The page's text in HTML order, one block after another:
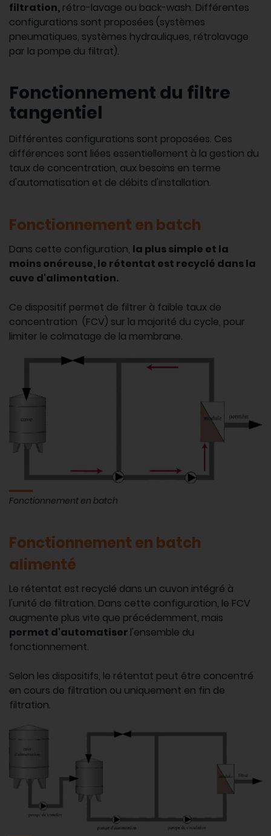
filtration, rétro-lavage ou back-wash. Différentes
configurations sont proposées (systèmes
pneumatiques, systèmes hydrauliques, rétrolavage
par la pompe du filtrat).
Fonctionnement du filtre
tangentiel
Différentes configurations sont proposées. Ces
différences sont liées essentiellement à la gestion du
taux de concentration, aux besoins en terme
d'automatisation et de débits d'installation.
Fonctionnement en batch
Dans cette configuration, la plus simple et la
moins onéreuse, le rétentat est recyclé dans la
cuve d'alimentation.
Ce dispositif permet de filtrer à faible taux de
concentration (FCV) sur la majorité du cycle, pour
limiter le colmatage de la membrane.
Fonctionnement en batch
Fonctionnement en batch
alimenté
Le rétentat est recyclé dans un cuvon intégré à
l'unité de filtration. Dans cette configuration, le FCV
augmente plus vite que précédemment, mais
permet d'automatiser l'ensemble du
fonctionnement.
Selon les dispositifs, le rétentat peut être concentré
en cours de filtration ou uniquement en fin de
filtration.